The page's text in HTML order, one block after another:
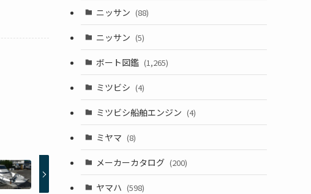
ニッサン (88)
ニッサン (5)
ボート図鑑 (1,265)
ミツビシ (4)
ミツビシ船舶エンジン (4)
ミヤマ (8)
メーカーカタログ (200)
ヤマハ (598)